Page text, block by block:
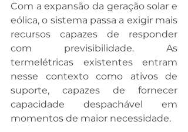
Com a expansão da geração solar e
eólica, o sistema passa a exigir mais
recursos capazes de responder
com previsibilidade. As
termelétricas existentes entram
nesse contexto como ativos de
suporte, capazes de fornecer
capacidade despachável em
momentos de maior necessidade.